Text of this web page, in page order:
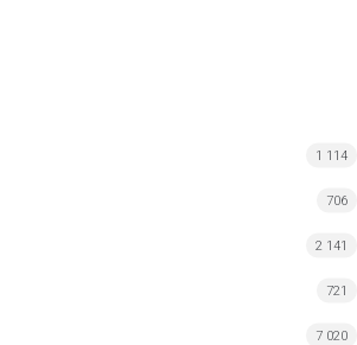
1 114
706
2 141
721
7 020